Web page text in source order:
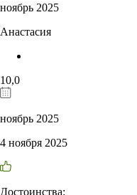
ноябрь 2025
Анастасия
10,0
ноябрь 2025
4 ноября 2025
Достоинства: